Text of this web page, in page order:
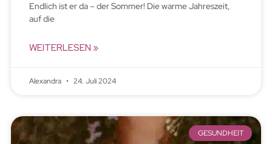
Endlich ist er da – der Sommer! Die warme Jahreszeit,
auf die
WEITERLESEN »
Alexandra 24. Juli 2024
GESUNDHEIT